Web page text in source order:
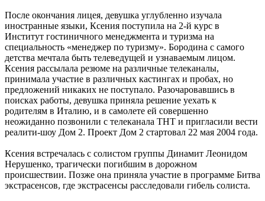
После окончания лицея, девушка углубленно изучала
иностранные языки, Ксения поступила на 2-й курс в
Институт гостиничного менеджмента и туризма на
специальность «менеджер по туризму». Бородина с самого
детства мечтала быть телеведущей и узнаваемым лицом.
Ксения рассылала резюме на различные телеканалы,
принимала участие в различных кастингах и пробах, но
предложений никаких не поступало. Разочаровавшись в
поисках работы, девушка приняла решение уехать к
родителям в Италию, и в самолете ей совершенно
неожиданно позвонили с телеканала ТНТ и пригласили вести
реалити-шоу Дом 2. Проект Дом 2 стартовал 22 мая 2004 года.
Ксения встречалась с солистом группы Динамит Леонидом
Нерушенко, трагически погибшим в дорожном
происшествии. Позже она приняла участие в программе Битва
экстрасенсов, где экстрасенсы расследовали гибель солиста.